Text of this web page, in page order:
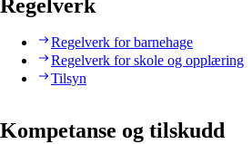
Regelverk
Regelverk for barnehage
Regelverk for skole og opplæring
Tilsyn
Kompetanse og tilskudd